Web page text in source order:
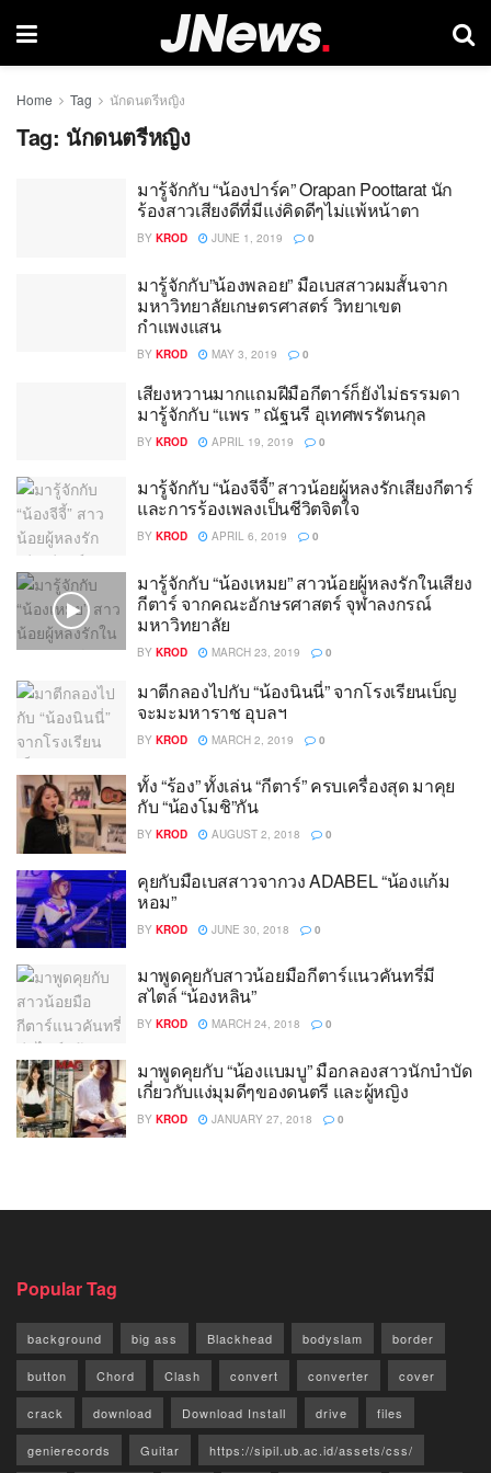
Home Tag นักดนตรีหญิง
Tag: นักดนตรีหญิง
มารู้จักกับ “น้องปาร์ค” Orapan Poottarat นัก
ร้องสาวเสียงดีที่มีแง่คิดดีๆไม่แพ้หน้าตา
BY KROD JUNE 1, 2019 0
มารู้จักกับ”น้องพลอย” มือเบสสาวผมสั้นจาก
มหาวิทยาลัยเกษตรศาสตร์ วิทยาเขต
กำแพงแสน
BY KROD MAY 3, 2019 0
เสียงหวานมากแถมฝีมือกีตาร์ก็ยังไม่ธรรมดา
มารู้จักกับ “แพร ” ณัฐนรี อุเทศพรรัตนกุล
BY KROD APRIL 19, 2019 0
มารู้จักกับ “น้องจีจี้” สาวน้อยผู้หลงรักเสียงกีตาร์
และการร้องเพลงเป็นชีวิตจิตใจ
BY KROD APRIL 6, 2019 0
มารู้จักกับ “น้องเหมย” สาวน้อยผู้หลงรักในเสียง
กีตาร์ จากคณะอักษรศาสตร์ จุฬาลงกรณ์
มหาวิทยาลัย
BY KROD MARCH 23, 2019 0
มาตีกลองไปกับ “น้องนินนี่” จากโรงเรียนเบ็ญ
จะมะมหาราช อุบลฯ
BY KROD MARCH 2, 2019 0
ทั้ง “ร้อง” ทั้งเล่น “กีตาร์” ครบเครื่องสุด มาคุย
กับ “น้องโมชิ”กัน
BY KROD AUGUST 2, 2018 0
คุยกับมือเบสสาวจากวง ADABEL “น้องแก้ม
หอม”
BY KROD JUNE 30, 2018 0
มาพูดคุยกับสาวน้อยมือกีตาร์แนวคันทรี่มี
สไตล์ “น้องหลิน”
BY KROD MARCH 24, 2018 0
มาพูดคุยกับ “น้องแบมบู” มือกลองสาวนักบำบัด
เกี่ยวกับแง่มุมดีๆของดนตรี และผู้หญิง
BY KROD JANUARY 27, 2018 0
Popular Tag
background big ass Blackhead bodyslam border
button Chord Clash convert converter cover
crack download Download Install drive files
genierecords Guitar https://sipil.ub.ac.id/assets/css/